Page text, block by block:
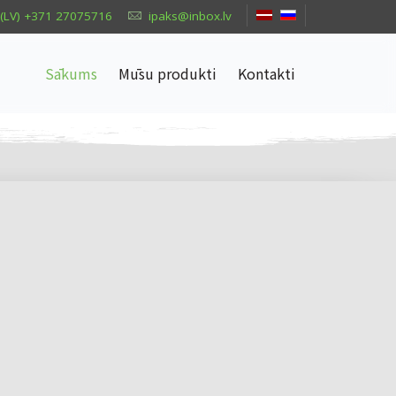
(LV) +371 27075716 ipaks@inbox.lv
Sākums Mūsu produkti Kontakti